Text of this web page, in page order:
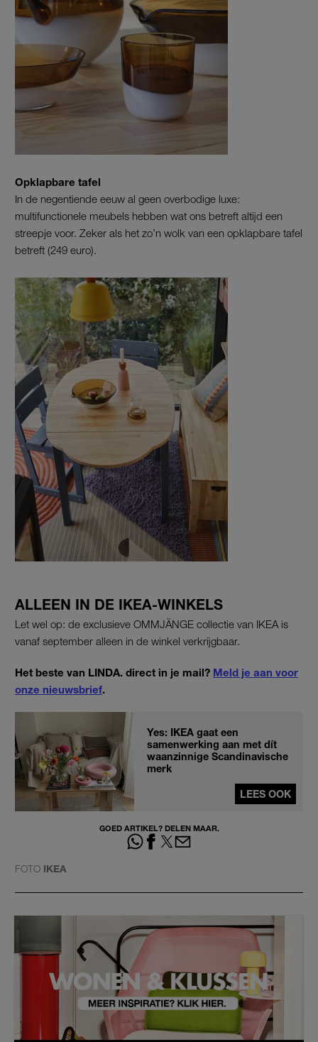
Opklapbare tafel
In de negentiende eeuw al geen overbodige luxe:
multifunctionele meubels hebben wat ons betreft altijd een
streepje voor. Zeker als het zo’n wolk van een opklapbare tafel
betreft (249 euro).
ALLEEN IN DE IKEA-WINKELS
Let wel op: de exclusieve OMMJÄNGE collectie van IKEA is
vanaf september alleen in de winkel verkrijgbaar.
Het beste van LINDA. direct in je mail? Meld je aan voor
onze nieuwsbrief.
Yes: IKEA gaat een
samenwerking aan met dít
waanzinnige Scandinavische
merk
LEES OOK
GOED ARTIKEL? DELEN MAAR.
FOTO IKEA